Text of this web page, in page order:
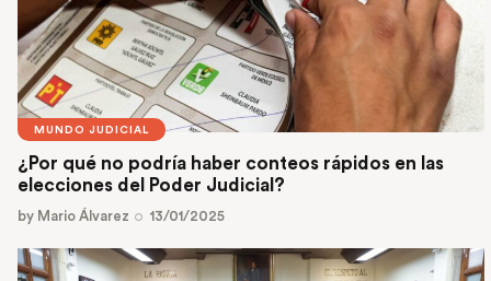
MUNDO JUDICIAL
¿Por qué no podría haber conteos rápidos en las
elecciones del Poder Judicial?
by Mario Álvarez 13/01/2025